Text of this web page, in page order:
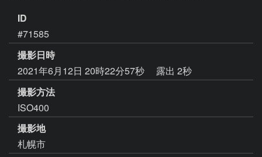
ID
#71585
撮影日時
2021年6月12日 20時22分57秒
露出 2秒
撮影方法
ISO400
撮影地
札幌市